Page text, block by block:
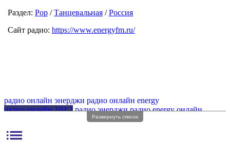
Раздел: Pop /Танцевальная /Россия
Сайт радио: https://www.energyfm.ru/
радио онлайн энерджи радио онлайн energy
радио онлайн 104 2 радио энерджи радио energy онлайн
радио энерджи волна радио energy волна
Развернуть список
list